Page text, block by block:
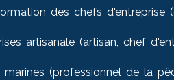
des chefs
artisanale (artisan, chef
(professionnel de la